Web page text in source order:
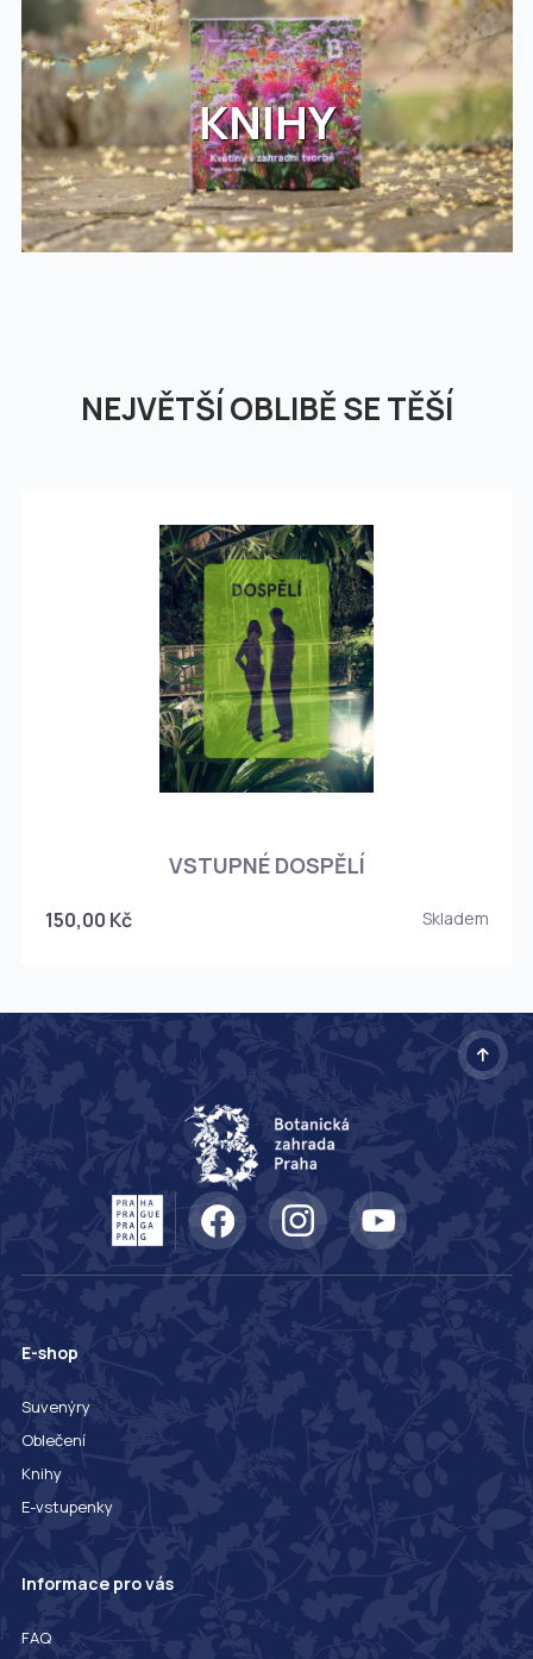
KNIHY
NEJVĚTŠÍ OBLIBĚ SE TĚŠÍ
VSTUPNÉ DOSPĚLÍ
150,00 Kč Skladem
E-shop
Suvenýry
Oblečení
Knihy
E-vstupenky
Informace pro vás
FAQ